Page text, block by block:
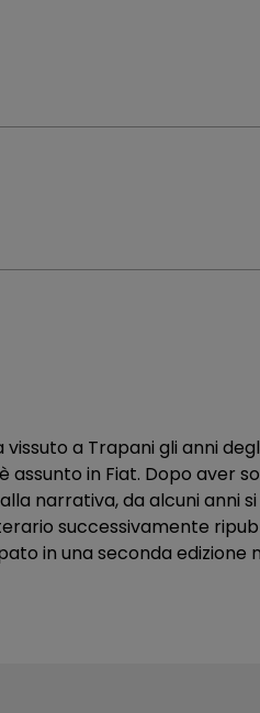
a Trapani gli anni
in Fiat. Dopo aver
narrativa, da alcuni anni
successivamente
in una seconda